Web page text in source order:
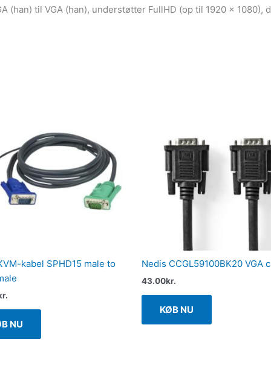
(han) til VGA (han), understøtter FullHD (op til 1920 x
kabel SPHD15 male to
NU
Nedis CCGL59100BK20 VGA
43.00kr.
KØB NU